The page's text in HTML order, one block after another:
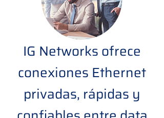
IG Networks ofrece
conexiones Ethernet
privadas, rápidas y